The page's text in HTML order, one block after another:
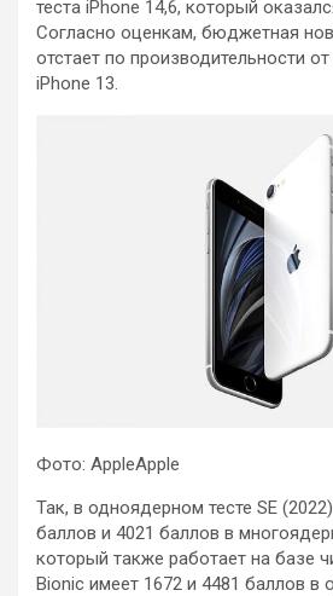
теста iPhone 14,6, который
Согласно оценкам, бюджетная
отстает по производительности
iPhone 13.
Фото: AppleApple
Так, в одноядерном тесте SE
баллов и 4021 баллов в
который также работает на базе
Bionic имеет 1672 и 4481 баллов в